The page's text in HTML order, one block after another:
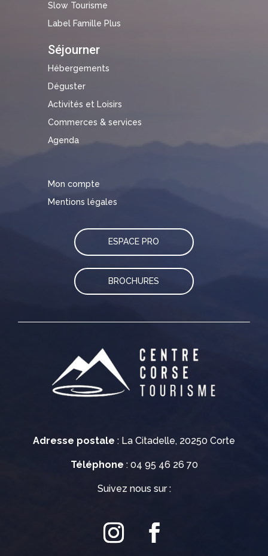
Adresse postale : La Citadelle, 20250 Corte
Téléphone : 04 95 46 26 70
Suivez nous sur :
Slow Tourisme
Label Famille Plus
Séjourner
Hébergements
Déguster
Activités et Loisirs
Commerces & services
Agenda
Mon compte
Mentions légales
ESPACE PRO
BROCHURES